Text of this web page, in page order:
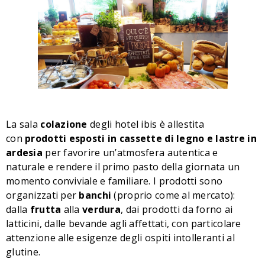
La sala colazione degli hotel ibis è allestita
con prodotti esposti in cassette di legno e lastre in
ardesia per favorire un’atmosfera autentica e
naturale e rendere il primo pasto della giornata un
momento conviviale e familiare. I prodotti sono
organizzati per banchi (proprio come al mercato):
dalla frutta allaverdura, dai prodotti da forno ai
latticini, dalle bevande agli affettati, con particolare
attenzione alle esigenze degli ospiti intolleranti al
glutine.